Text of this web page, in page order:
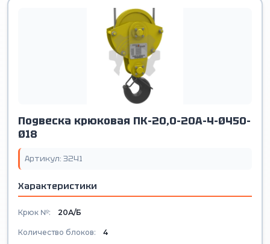
Подвеска крюковая ПК-20,0-20А-4-Ø450-
Ø18
Артикул: 3241
Характеристики
Крюк №: 20А/Б
Количество блоков: 4